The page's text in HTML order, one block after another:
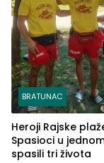
BRATUNAC
Heroji Rajske
Spasioci u
spasili tri života